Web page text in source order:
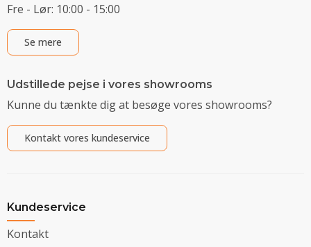
Fre - Lør: 10:00 - 15:00
Se mere
Udstillede pejse i vores showrooms
Kunne du tænkte dig at besøge vores showrooms?
Kontakt vores kundeservice
Kundeservice
Kontakt